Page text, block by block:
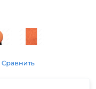
Сравнить